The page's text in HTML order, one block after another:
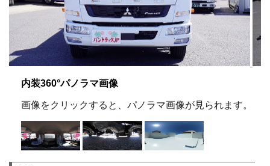
内装360°パノラマ画像
画像をクリックすると、パノラマ画像が見られます。